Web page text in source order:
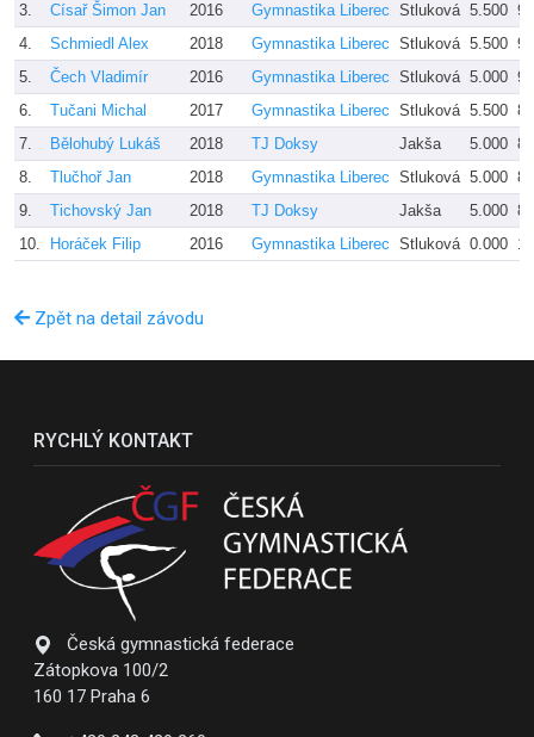
3.
Císař Šimon Jan 2016 Gymnastika Liberec Stluková 5.500
4.
Schmiedl Alex 2018 Gymnastika Liberec Stluková 5.500
5.
Čech Vladimír 2016 Gymnastika Liberec Stluková 5.000
6.
Tučani Michal 2017 Gymnastika Liberec Stluková 5.500
7.
Bělohubý Lukáš 2018 TJ Doksy Jakša 5.000
8.
Tlučhoř Jan 2018 Gymnastika Liberec Stluková 5.000
9.
Tichovský Jan 2018 TJ Doksy Jakša 5.000
10.
Horáček Filip 2016 Gymnastika Liberec Stluková 0.000
Zpět na detail závodu
RYCHLÝ KONTAKT
Česká gymnastická federace
Zátopkova 100/2
160 17 Praha 6